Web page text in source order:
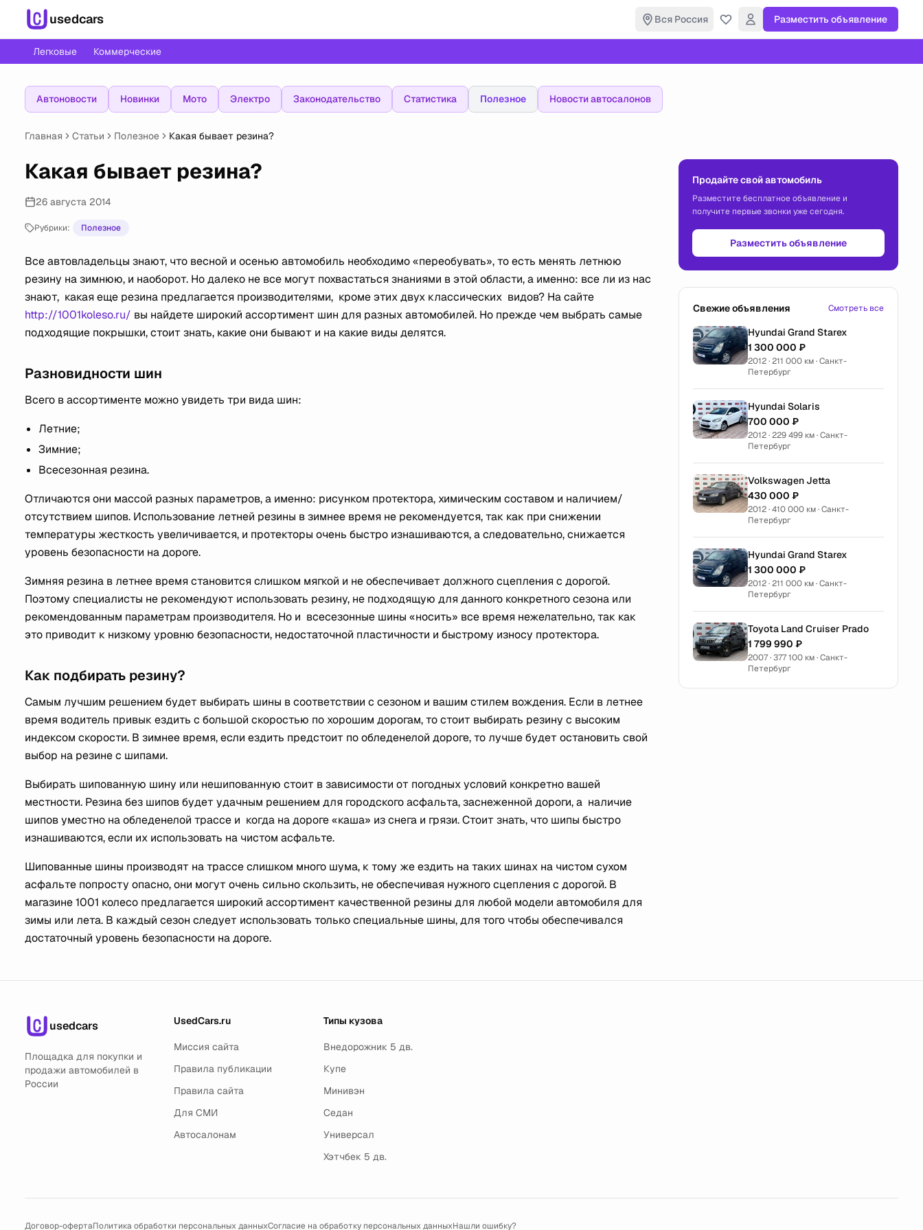
usedcars Вся Россия Разместить объявление
Легковые Коммерческие
Автоновости Новинки Мото Электро Законодательство Статистика Полезное Новости автосалонов
Главная Статьи Полезное Какая бывает резина?
Какая бывает резина?
26 августа 2014
Рубрики: Полезное
Все автовладельцы знают, что весной и осенью автомобиль необходимо «переобувать», то есть менять летнюю
резину на зимнюю, и наоборот. Но далеко не все могут похвастаться знаниями в этой области, а именно: все ли из нас
знают, какая еще резина предлагается производителями, кроме этих двух классических видов? На сайте
http://1001koleso.ru/ вы найдете широкий ассортимент шин для разных автомобилей. Но прежде чем выбрать самые
подходящие покрышки, стоит знать, какие они бывают и на какие виды делятся.
Разновидности шин
Всего в ассортименте можно увидеть три вида шин:
Летние;
Зимние;
Всесезонная резина.
Отличаются они массой разных параметров, а именно: рисунком протектора, химическим составом и наличием/
отсутствием шипов. Использование летней резины в зимнее время не рекомендуется, так как при снижении
температуры жесткость увеличивается, и протекторы очень быстро изнашиваются, а следовательно, снижается
уровень безопасности на дороге.
Зимняя резина в летнее время становится слишком мягкой и не обеспечивает должного сцепления с дорогой.
Поэтому специалисты не рекомендуют использовать резину, не подходящую для данного конкретного сезона или
рекомендованным параметрам производителя. Но и всесезонные шины «носить» все время нежелательно, так как
это приводит к низкому уровню безопасности, недостаточной пластичности и быстрому износу протектора.
Как подбирать резину?
Самым лучшим решением будет выбирать шины в соответствии с сезоном и вашим стилем вождения. Если в летнее
время водитель привык ездить с большой скоростью по хорошим дорогам, то стоит выбирать резину с высоким
индексом скорости. В зимнее время, если ездить предстоит по обледенелой дороге, то лучше будет остановить свой
выбор на резине с шипами.
Выбирать шипованную шину или нешипованную стоит в зависимости от погодных условий конкретно вашей
местности. Резина без шипов будет удачным решением для городского асфальта, заснеженной дороги, а наличие
шипов уместно на обледенелой трассе и когда на дороге «каша» из снега и грязи. Стоит знать, что шипы быстро
изнашиваются, если их использовать на чистом асфальте.
Шипованные шины производят на трассе слишком много шума, к тому же ездить на таких шинах на чистом сухом
асфальте попросту опасно, они могут очень сильно скользить, не обеспечивая нужного сцепления с дорогой. В
магазине 1001 колесо предлагается широкий ассортимент качественной резины для любой модели автомобиля для
зимы или лета. В каждый сезон следует использовать только специальные шины, для того чтобы обеспечивался
достаточный уровень безопасности на дороге.
Продайте свой автомобиль
Разместите бесплатное объявление и
получите первые звонки уже сегодня.
Разместить объявление
Свежие объявления Смотреть все
Hyundai Grand Starex
1 300 000 ₽
2012 · 211 000 км · Санкт-
Петербург
Hyundai Solaris
700 000 ₽
2012 · 229 499 км · Санкт-
Петербург
Volkswagen Jetta
430 000 ₽
2012 · 410 000 км · Санкт-
Петербург
Hyundai Grand Starex
1 300 000 ₽
2012 · 211 000 км · Санкт-
Петербург
Toyota Land Cruiser Prado
1 799 990 ₽
2007 · 377 100 км · Санкт-
Петербург
usedcars
Площадка для покупки и
продажи автомобилей в
России
UsedCars.ru
Миссия сайта
Правила публикации
Правила сайта
Для СМИ
Автосалонам
Типы кузова
Внедорожник 5 дв.
Купе
Минивэн
Седан
Универсал
Хэтчбек 5 дв.
Договор-офертаПолитика обработки персональных данныхСогласие на обработку персональных данныхНашли ошибку?